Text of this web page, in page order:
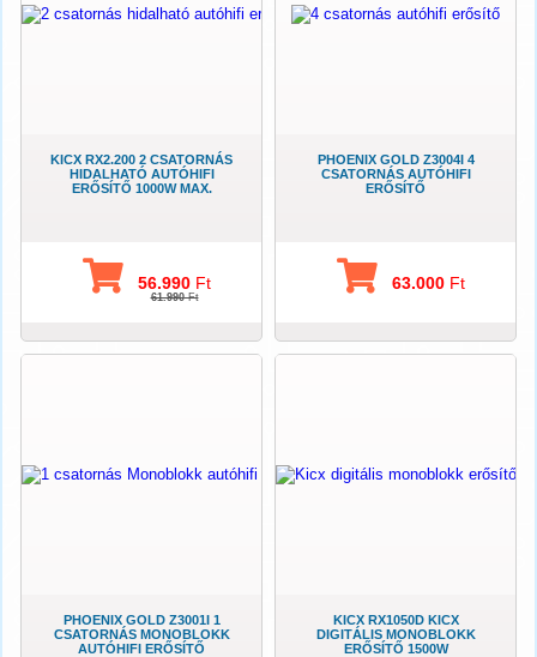
KICX RX2.200 2 CSATORNÁS
HIDALHATÓ AUTÓHIFI
ERŐSÍTŐ 1000W MAX.
56.990 Ft
61.990Ft
PHOENIX GOLD Z3004I 4
CSATORNÁS AUTÓHIFI
ERŐSÍTŐ
63.000 Ft
PHOENIX GOLD Z3001I 1
CSATORNÁS MONOBLOKK
AUTÓHIFI ERŐSÍTŐ
KICX RX1050D KICX
DIGITÁLIS MONOBLOKK
ERŐSÍTŐ 1500W